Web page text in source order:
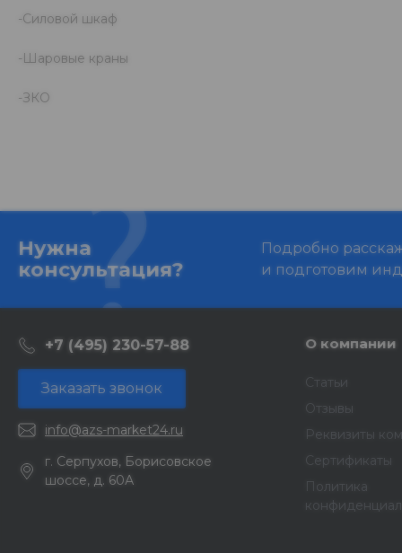
-Силовой шкаф
-Шаровые краны
-ЗКО
Нужна
консультация?
Подробно
и подготовим
+7 (495) 230-57-88
Заказать звонок
info@azs-market24.ru
г. Серпухов, Борисовское
шоссе, д. 60А
О компании
Статьи
Отзывы
Реквизиты
Сертификаты
Политика